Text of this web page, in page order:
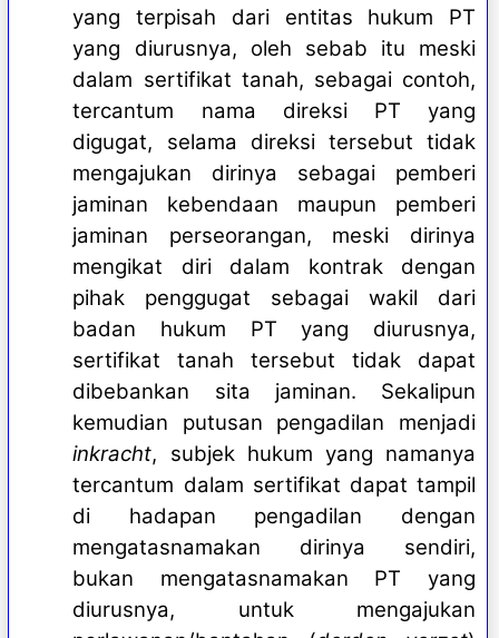
yang terpisah dari entitas hukum PT
yang diurusnya, oleh sebab itu meski
dalam sertifikat tanah, sebagai contoh,
tercantum nama direksi PT yang
digugat, selama direksi tersebut tidak
mengajukan dirinya sebagai pemberi
jaminan kebendaan maupun pemberi
jaminan perseorangan, meski dirinya
mengikat diri dalam kontrak dengan
pihak penggugat sebagai wakil dari
badan hukum PT yang diurusnya,
sertifikat tanah tersebut tidak dapat
dibebankan sita jaminan. Sekalipun
kemudian putusan pengadilan menjadi
inkracht, subjek hukum yang namanya
tercantum dalam sertifikat dapat tampil
di hadapan pengadilan dengan
mengatasnamakan dirinya sendiri,
bukan mengatasnamakan PT yang
diurusnya, untuk mengajukan